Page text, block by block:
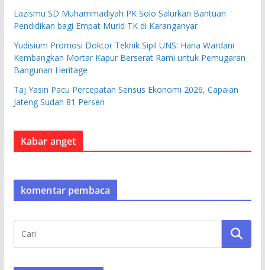
Lazismu SD Muhammadiyah PK Solo Salurkan Bantuan
Pendidikan bagi Empat Murid TK di Karanganyar
Yudisium Promosi Doktor Teknik Sipil UNS: Hana Wardani
Kembangkan Mortar Kapur Berserat Rami untuk Pemugaran
Bangunan Heritage
Taj Yasin Pacu Percepatan Sensus Ekonomi 2026, Capaian
Jateng Sudah 81 Persen
Kabar anget
komentar pembaca